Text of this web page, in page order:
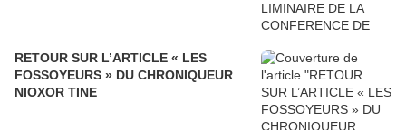
RETOUR SUR L’ARTICLE « LES
FOSSOYEURS » DU CHRONIQUEUR
NIOXOR TINE